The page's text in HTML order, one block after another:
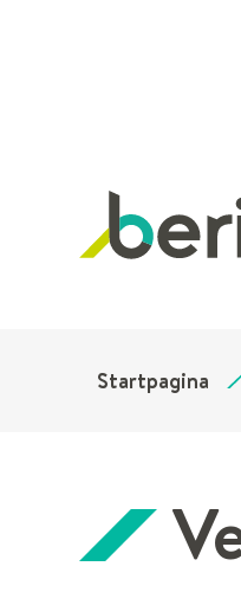
Stad
Beringen
Startpagina